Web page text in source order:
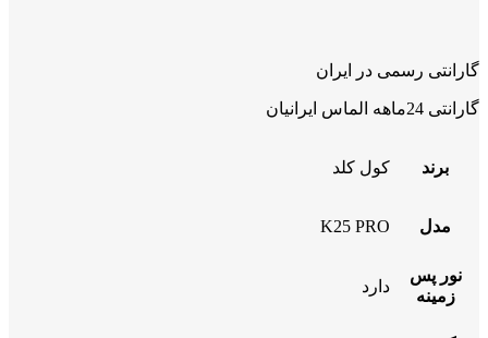
گارانتی رسمی در ایران
گارانتی 24ماهه الماس ایرانیان
برند کول کلد
مدل K25 PRO
نور پس
زمینه
دارد